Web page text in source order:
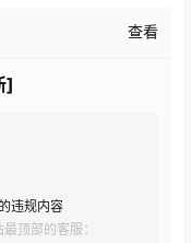
查看
]
违规内容
顶部的客服：